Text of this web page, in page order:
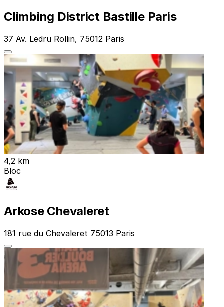
Climbing District Bastille Paris
37 Av. Ledru Rollin, 75012 Paris
4,2 km
Bloc
Arkose Chevaleret
181 rue du Chevaleret 75013 Paris